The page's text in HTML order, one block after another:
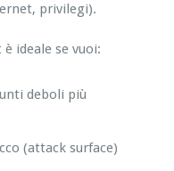
privilegi).
ideale se vuoi:
deboli più
(attack surface)